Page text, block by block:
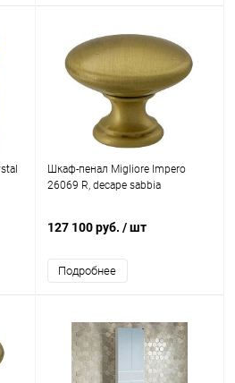
Шкаф-пенал Migliore Impero
26069 R, decape sabbia
127 100 руб. / шт
Подробнее